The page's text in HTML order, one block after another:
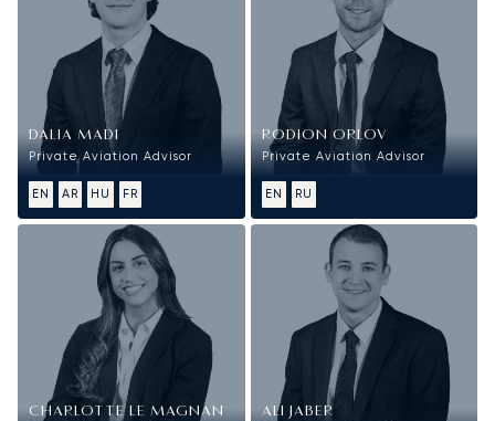
DALIA MADI
Private Aviation Advisor
EN AR HU FR
RODION ORLOV
Private Aviation Advisor
EN RU
CHARLOTTE LE MAGNAN
ALI JABER